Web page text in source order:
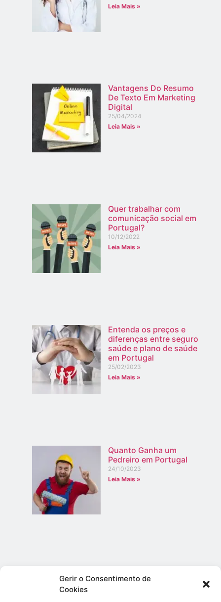
Gerir o Consentimento de
Cookies
Leia Mais »
Vantagens Do Resumo
De Texto Em Marketing
Digital
25/04/2024
Leia Mais »
Quer trabalhar com
comunicação social em
Portugal?
10/12/2022
Leia Mais »
Entenda os preços e
diferenças entre seguro
saúde e plano de saúde
em Portugal
25/02/2023
Leia Mais »
Quanto Ganha um
Pedreiro em Portugal
24/10/2023
Leia Mais »
para assistir séries
online grátis em Portugal